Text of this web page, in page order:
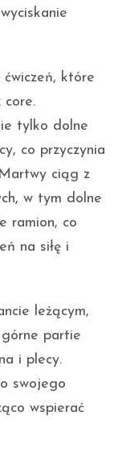
które
core.
tylko dolne
co przyczynia
ciąg z
w tym dolne
ramion, co
na siłę i
leżącym,
partie
i plecy.
swojego
wspierać